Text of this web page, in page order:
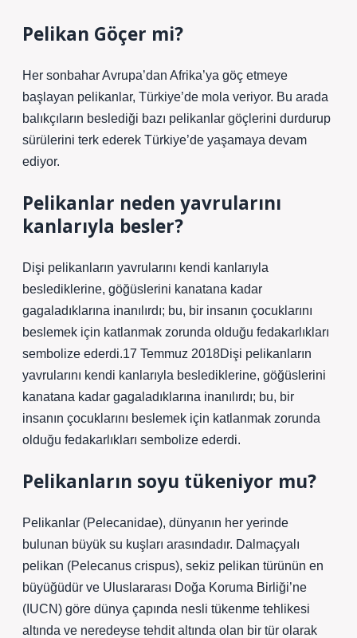
Pelikan Göçer mi?
Her sonbahar Avrupa’dan Afrika’ya göç etmeye
başlayan pelikanlar, Türkiye’de mola veriyor. Bu arada
balıkçıların beslediği bazı pelikanlar göçlerini durdurup
sürülerini terk ederek Türkiye’de yaşamaya devam
ediyor.
Pelikanlar neden yavrularını
kanlarıyla besler?
Dişi pelikanların yavrularını kendi kanlarıyla
beslediklerine, göğüslerini kanatana kadar
gagaladıklarına inanılırdı; bu, bir insanın çocuklarını
beslemek için katlanmak zorunda olduğu fedakarlıkları
sembolize ederdi.17 Temmuz 2018Dişi pelikanların
yavrularını kendi kanlarıyla beslediklerine, göğüslerini
kanatana kadar gagaladıklarına inanılırdı; bu, bir
insanın çocuklarını beslemek için katlanmak zorunda
olduğu fedakarlıkları sembolize ederdi.
Pelikanların soyu tükeniyor mu?
Pelikanlar (Pelecanidae), dünyanın her yerinde
bulunan büyük su kuşları arasındadır. Dalmaçyalı
pelikan (Pelecanus crispus), sekiz pelikan türünün en
büyüğüdür ve Uluslararası Doğa Koruma Birliği’ne
(IUCN) göre dünya çapında nesli tükenme tehlikesi
altında ve neredeyse tehdit altında olan bir tür olarak